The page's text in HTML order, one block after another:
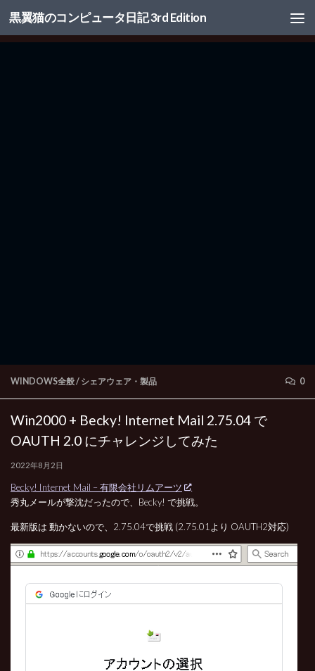
コンテンツへスキップ
黒翼猫のコンピュータ日記 3rd Edition
WINDOWS全般/ シェアウェア・製品 0
Win2000 + Becky! Internet Mail 2.75.04 で
OAUTH 2.0 にチャレンジしてみた
2022年8月2日
Becky! Internet Mail – 有限会社リムアーツ
秀丸メールが撃沈だったので、Becky! で挑戦。
最新版は 動かないので、2.75.04で挑戦 (2.75.01より OAUTH2対応)